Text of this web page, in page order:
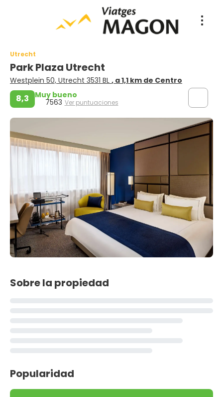
Utrecht
Park Plaza Utrecht
Westplein 50, Utrecht 3531 BL , a 1,1 km de Centro
8,3 Muy bueno
7563 Ver puntuaciones
Sobre la propiedad
Popularidad